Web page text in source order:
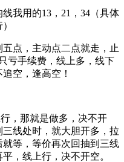
线我用的13 ，21 ，34 （具体
点，主动点二点就走，止
亏手续费，线上多，线下
空，逢高空！
，那就是做多，决不开
线处时，就大胆开多，拉
等，等价再次回抽到三线
，线上行，决不开空。